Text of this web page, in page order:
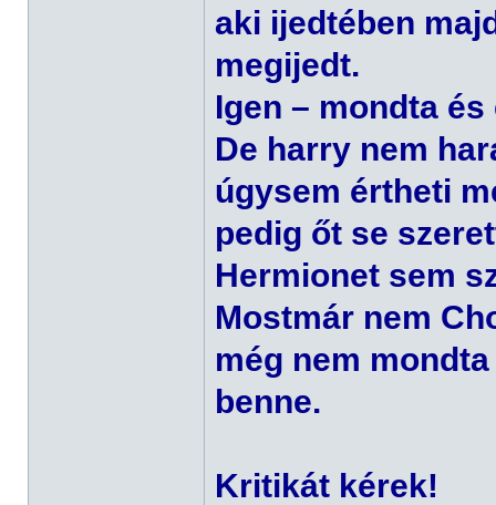
aki ijedtében
megijedt.
Igen – mondta
De harry nem
úgysem értheti
pedig őt se
Hermionet sem
Mostmár nem
még nem
benne.
Kritikát kérek!